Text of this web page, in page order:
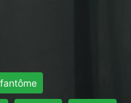
fantôme